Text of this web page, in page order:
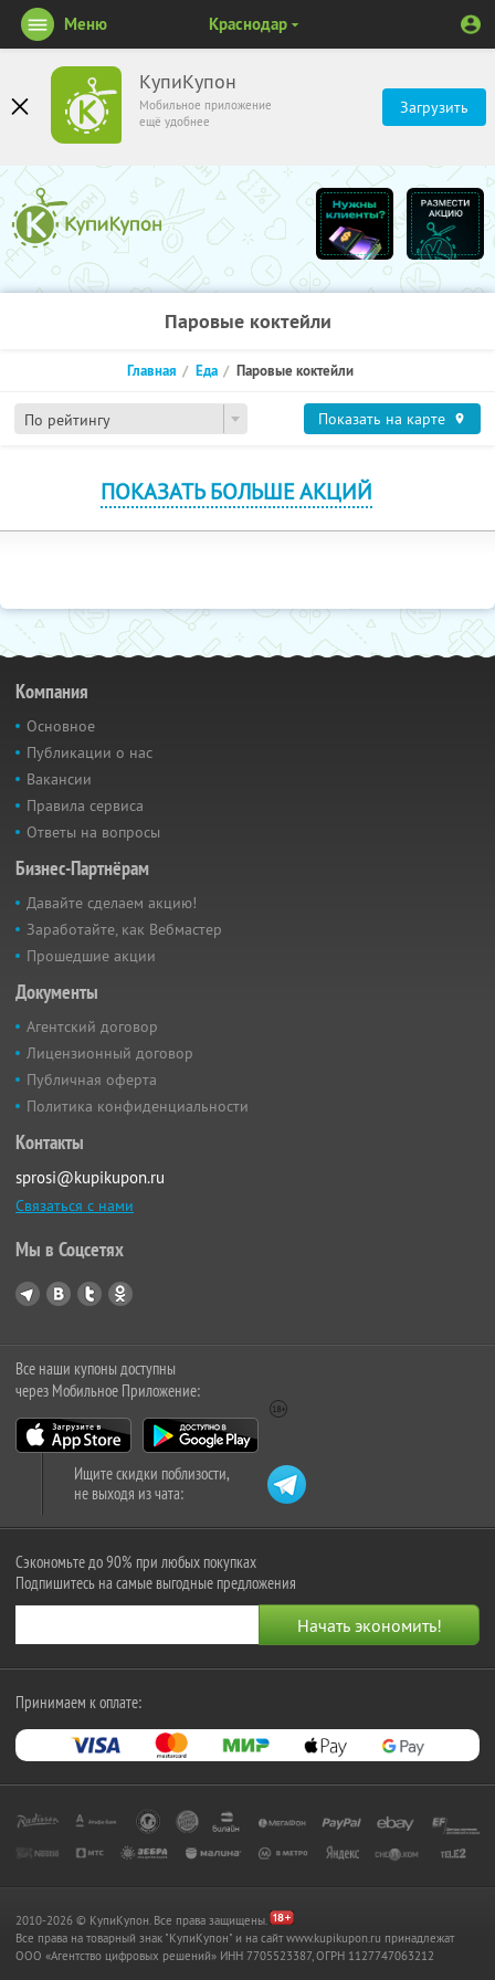
КупиКупон
Мобильное приложение
ещё удобнее
Загрузить
Меню Краснодар
Паровые коктейли
По рейтингу
Главная Еда Паровые коктейли
Показать на карте
ПОКАЗАТЬ БОЛЬШЕ АКЦИЙ
Компания
Основное
Публикации о нас
Вакансии
Правила сервиса
Ответы на вопросы
Бизнес-Партнёрам
Давайте сделаем акцию!
Заработайте, как Вебмастер
Прошедшие акции
Документы
Агентский договор
Лицензионный договор
Публичная оферта
Политика конфиденциальности
Контакты
sprosi@kupikupon.ru
Связаться с нами
Мы в Соцсетях
Все наши купоны доступны
через Мобильное Приложение:
Ищите скидки поблизости,
не выходя из чата:
Сэкономьте до 90% при любых покупках
Подпишитесь на самые выгодные предложения
Принимаем к оплате:
2010-2026 © КупиКупон. Все права защищены.
Все права на товарный знак "КупиКупон" и на сайт www.kupikupon.ru принадлежат
OOO «Агентство цифровых решений» ИНН 7705523387, ОГРН 1127747063212